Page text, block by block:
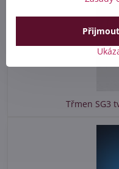
Třmen SG3